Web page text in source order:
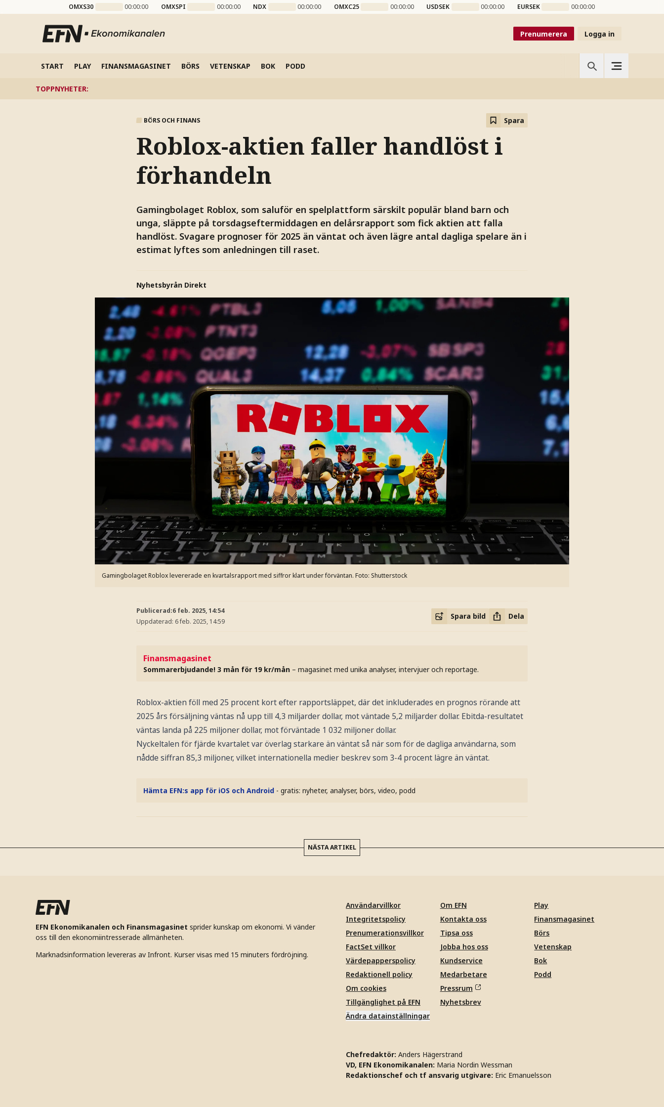
OMXS30 00:00:00 OMXSPI 00:00:00 NDX 00:00:00 OMXC25 00:00:00 USDSEK 00:00:00 EURSEK 00:00:00
Prenumerera Logga in
START PLAY FINANSMAGASINET BÖRS VETENSKAP BOK PODD
TOPPNYHETER:
BÖRS OCH FINANS Spara
Roblox-aktien faller handlöst i
förhandeln
Gamingbolaget Roblox, som saluför en spelplattform särskilt populär bland barn och
unga, släppte på torsdagseftermiddagen en delårsrapport som fick aktien att falla
handlöst. Svagare prognoser för 2025 än väntat och även lägre antal dagliga spelare än i
estimat lyftes som anledningen till raset.
Nyhetsbyrån Direkt
Gamingbolaget Roblox levererade en kvartalsrapport med siffror klart under förväntan. Foto: Shutterstock
Publicerad:6 feb. 2025, 14:54
Uppdaterad: 6 feb. 2025, 14:59
Spara bild Dela
Finansmagasinet
Sommarerbjudande! 3 mån för 19 kr/mån – magasinet med unika analyser, intervjuer och reportage.
Roblox-aktien föll med 25 procent kort efter rapportsläppet, där det inkluderades en prognos rörande att
2025 års försäljning väntas nå upp till 4,3 miljarder dollar, mot väntade 5,2 miljarder dollar. Ebitda-resultatet
väntas landa på 225 miljoner dollar, mot förväntade 1 032 miljoner dollar.
Nyckeltalen för fjärde kvartalet var överlag starkare än väntat så när som för de dagliga användarna, som
nådde siffran 85,3 miljoner, vilket internationella medier beskrev som 3-4 procent lägre än väntat.
Hämta EFN:s app för iOS och Android - gratis: nyheter, analyser, börs, video, podd
NÄSTA ARTIKEL
EFN Ekonomikanalen och Finansmagasinet sprider kunskap om ekonomi. Vi vänder
oss till den ekonomiintresserade allmänheten.
Marknadsinformation levereras av Infront. Kurser visas med 15 minuters fördröjning.
Användarvillkor
Integritetspolicy
Prenumerationsvillkor
FactSet villkor
Värdepapperspolicy
Redaktionell policy
Om cookies
Tillgänglighet på EFN
Ändra datainställningar
Om EFN
Kontakta oss
Tipsa oss
Jobba hos oss
Kundservice
Medarbetare
Pressrum
Nyhetsbrev
Play
Finansmagasinet
Börs
Vetenskap
Bok
Podd
Chefredaktör: Anders Hägerstrand
VD, EFN Ekonomikanalen: Maria Nordin Wessman
Redaktionschef och tf ansvarig utgivare: Eric Emanuelsson